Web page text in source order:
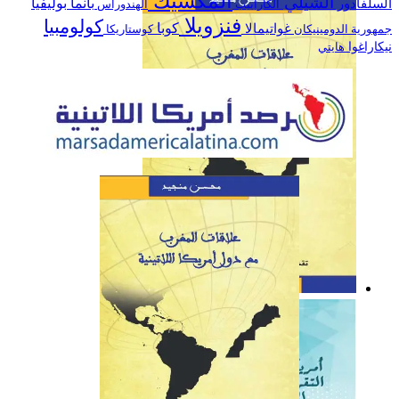
اللاتينية خلال سنة 2019
كتاب: علاقات المغرب مع
دول أمريكا اللاتينية
السلفادور الكاراييب الهندوراس بانما بوليفيا
جمهورية الدومينيكان غواتيمالا فنزويلاكوباكوستاريكا كولومبيا
نيكاراغوا هايتي